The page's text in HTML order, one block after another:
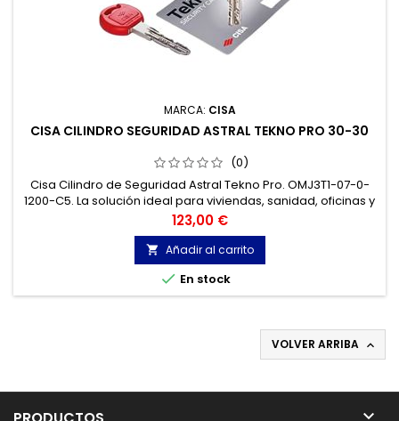
MARCA: CISA
CISA CILINDRO SEGURIDAD ASTRAL TEKNO PRO 30-30
(0)
Cisa Cilindro de Seguridad Astral Tekno Pro. OMJ3T1-07-0-
1200-C5. La solución ideal para viviendas, sanidad, oficinas y
actividades comerciales. Su fuerza radica en el precorte del
cuerpo del cilindro.
Precio
123,00 €
 Añadir al carrito
 En stock
VOLVER ARRIBA 